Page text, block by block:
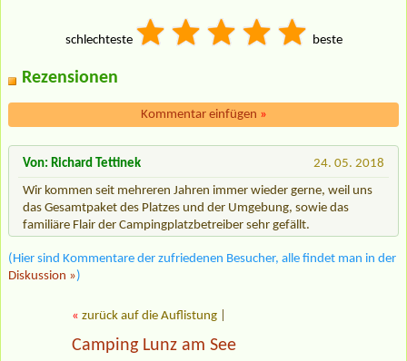
schlechteste beste
Rezensionen
Kommentar einfügen »
24. 05. 2018
Von: Richard Tettinek
Wir kommen seit mehreren Jahren immer wieder gerne, weil uns
das Gesamtpaket des Platzes und der Umgebung, sowie das
familiäre Flair der Campingplatzbetreiber sehr gefällt.
(Hier sind Kommentare der zufriedenen Besucher, alle findet man in der
Diskussion »)
« zurück auf die Auflistung
Camping Lunz am See